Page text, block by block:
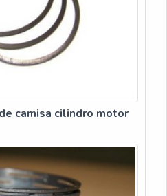
camisa cilindro motor